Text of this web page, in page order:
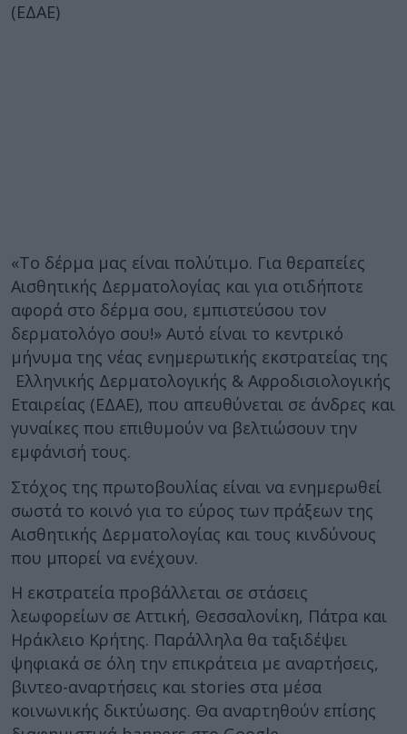
(ΕΔΑΕ)
«Το δέρμα μας είναι πολύτιμο. Για θεραπείες
Αισθητικής Δερματολογίας και για οτιδήποτε
αφορά στο δέρμα σου, εμπιστεύσου τον
δερματολόγο σου!» Αυτό είναι το κεντρικό
μήνυμα της νέας ενημερωτικής εκστρατείας της
Ελληνικής Δερματολογικής & Αφροδισιολογικής
Εταιρείας (ΕΔΑΕ), που απευθύνεται σε άνδρες και
γυναίκες που επιθυμούν να βελτιώσουν την
εμφάνισή τους.
Στόχος της πρωτοβουλίας είναι να ενημερωθεί
σωστά το κοινό για το εύρος των πράξεων της
Αισθητικής Δερματολογίας και τους κινδύνους
που μπορεί να ενέχουν.
Η εκστρατεία προβάλλεται σε στάσεις
λεωφορείων σε Αττική, Θεσσαλονίκη, Πάτρα και
Ηράκλειο Κρήτης. Παράλληλα θα ταξιδέψει
ψηφιακά σε όλη την επικράτεια με αναρτήσεις,
βιντεο-αναρτήσεις και stories στα μέσα
κοινωνικής δικτύωσης. Θα αναρτηθούν επίσης